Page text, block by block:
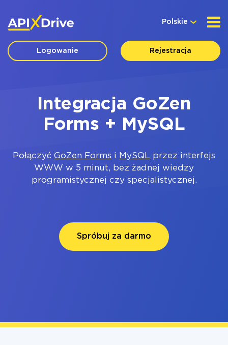
Polskie
Logowanie Rejestracja
Integracja GoZen
Forms + MySQL
Połączyć GoZen Forms i MySQL przez interfejs
WWW w 5 minut, bez żadnej wiedzy
programistycznej czy specjalistycznej.
Spróbuj za darmo